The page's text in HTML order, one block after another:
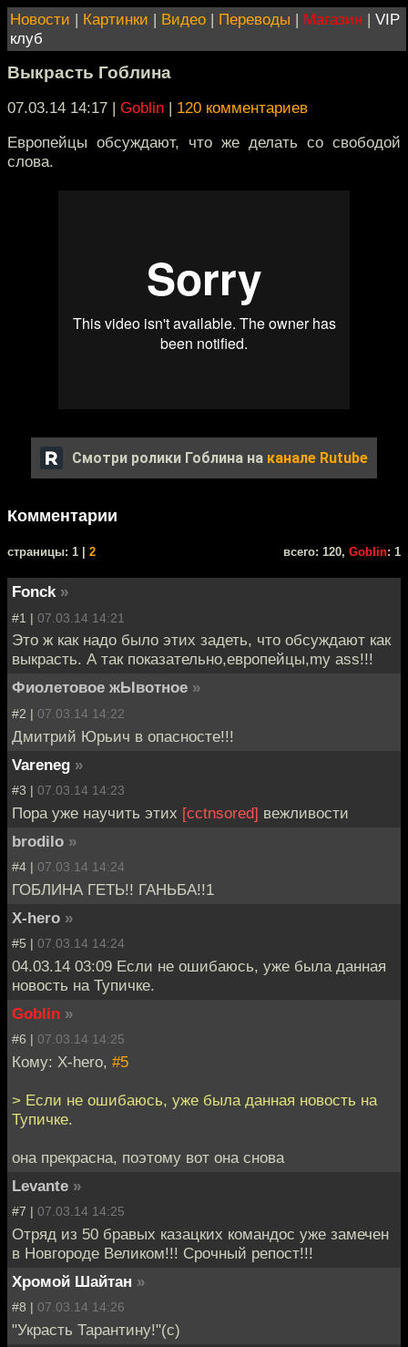
Новости | Картинки | Видео | Переводы | Магазин | VIP
клуб
Выкрасть Гоблина
07.03.14 14:17 | Goblin | 120 комментариев
Европейцы обсуждают, что же делать со свободой
слова.
Смотри ролики Гоблина на канале Rutube
Комментарии
cтраницы: 1 | 2 всего: 120, Goblin: 1
Fonck »
#1 | 07.03.14 14:21
Это ж как надо было этих задеть, что обсуждают как
выкрасть. А так показательно,европейцы,my ass!!!
Фиолетовое жЫвотное »
#2 | 07.03.14 14:22
Дмитрий Юрьич в опасносте!!!
Vareneg »
#3 | 07.03.14 14:23
Пора уже научить этих [сctnsored] вежливости
brodilo »
#4 | 07.03.14 14:24
ГОБЛИНА ГЕТЬ!! ГАНЬБА!!1
X-hero »
#5 | 07.03.14 14:24
04.03.14 03:09 Если не ошибаюсь, уже была данная
новость на Тупичке.
Goblin »
#6 | 07.03.14 14:25
Кому: X-hero, #5
> Если не ошибаюсь, уже была данная новость на
Тупичке.
она прекрасна, поэтому вот она снова
Levante »
#7 | 07.03.14 14:25
Отряд из 50 бравых казацких командос уже замечен
в Новгороде Великом!!! Срочный репост!!!
Хромой Шайтан »
#8 | 07.03.14 14:26
"Украсть Тарантину!"(с)